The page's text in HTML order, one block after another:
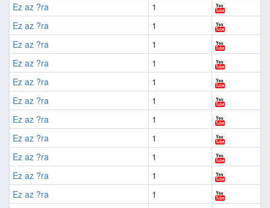
Ez az ?ra
1
Ez az ?ra
1
Ez az ?ra
1
Ez az ?ra
1
Ez az ?ra
1
Ez az ?ra
1
Ez az ?ra
1
Ez az ?ra
1
Ez az ?ra
1
Ez az ?ra
1
Ez az ?ra
1